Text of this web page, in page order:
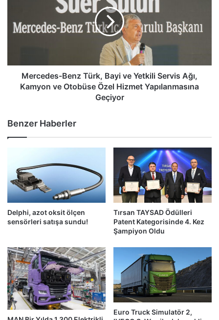
ve
Yetkili
Kamyon
Otobüse
Geçiyor
Mercedes-Benz Türk, Bayi ve Yetkili Servis Ağı,
Kamyon ve Otobüse Özel Hizmet Yapılanmasına
Geçiyor
Benzer Haberler
Delphi, azot oksit ölçen
sensörleri satışa sundu!
Tırsan TAYSAD Ödülleri
Patent Kategorisinde 4. Kez
Şampiyon Oldu
Euro Truck Simulatör 2,